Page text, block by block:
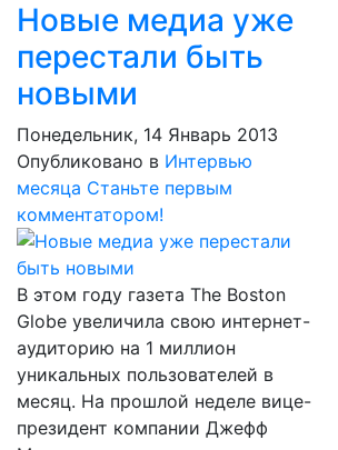
Новые медиа уже
перестали быть
новыми
Понедельник, 14 Январь 2013
Опубликовано в Интервью
месяца Станьте первым
комментатором!
В этом году газета The Boston
Globe увеличила свою интернет-
аудиторию на 1 миллион
уникальных пользователей в
месяц. На прошлой неделе вице-
президент компании Джефф